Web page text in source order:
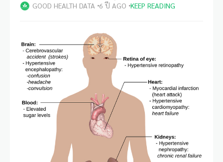
GOOD HEALTH DATA 6 ปี AGO KEEP READING